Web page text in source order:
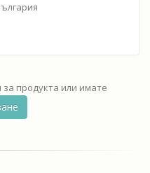
продукта или имате